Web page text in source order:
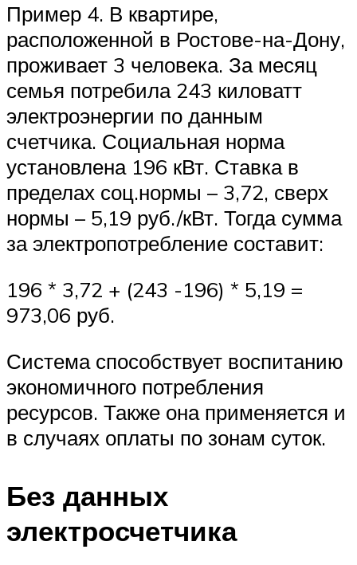
Пример 4. В квартире,
расположенной в Ростове-на-Дону,
проживает 3 человека. За месяц
семья потребила 243 киловатт
электроэнергии по данным
счетчика. Социальная норма
установлена 196 кВт. Ставка в
пределах соц.нормы – 3,72, сверх
нормы – 5,19 руб./кВт. Тогда сумма
за электропотребление составит:
196 * 3,72 + (243 -196) * 5,19 =
973,06 руб.
Система способствует воспитанию
экономичного потребления
ресурсов. Также она применяется и
в случаях оплаты по зонам суток.
Без данных
электросчетчика